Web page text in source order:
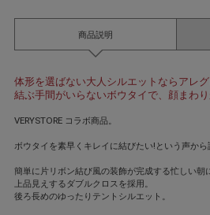
商品説明
体形を選ばない大人シルエットならアレ
結ぶ手間がいらないボウタイで、顔まわ
VERYSTORE コラボ商品。
ボウタイを素早くキレイに結びたい!という声か
簡単に片リボン結び風の装飾が完成する忙しい朝
上品見えするダブルクロスを採用。
後ろ長めのゆったりテントシルエット。